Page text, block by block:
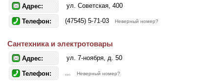
Адрес: ул. Советская, 400
Телефон: (47545) 5-71-03 Неверный номер?
Сантехника и электротовары
Адрес: ул. 7-ноября, д. 50
Телефон: ... Неверный номер?